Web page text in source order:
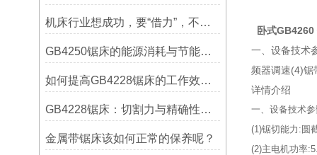
机床行业想成功，要“借力”，不要“尽力”！
GB4250锯床的能源消耗与节能措施
如何提高GB4228锯床的工作效率？
GB4228锯床：切割力与精确性的结合
金属带锯床该如何正常的保养呢？
卧式GB4260
一、设备技术
频器调速(4)锯
详情介绍
一、设备技术
(1)锯切能力:圆
(2)主电机功率